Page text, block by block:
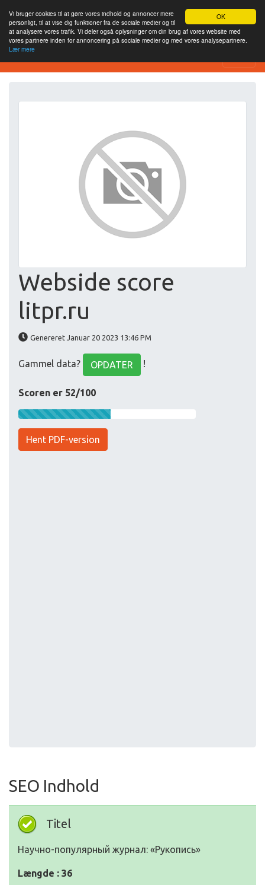
OK
Vi bruger cookies til at gøre vores indhold og annoncer mere
personligt, til at vise dig funktioner fra de sociale medier og til
at analysere vores trafik. Vi deler også oplysninger om din brug af vores website med
vores partnere inden for annoncering på sociale medier og med vores analysepartnere.
Lær mere
SEO Analytics
Webside score
litpr.ru
Genereret Januar 20 2023 13:46 PM
Gammel data? OPDATER !
Scoren er 52/100
Hent PDF-version
SEO Indhold
Titel
Научно-популярный журнал: «Рукопись»
Længde : 36